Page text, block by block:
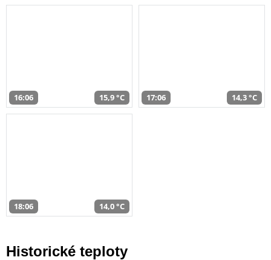
16:06 15,9 °C 17:06 14,3 °C
18:06 14,0 °C
Historické teploty